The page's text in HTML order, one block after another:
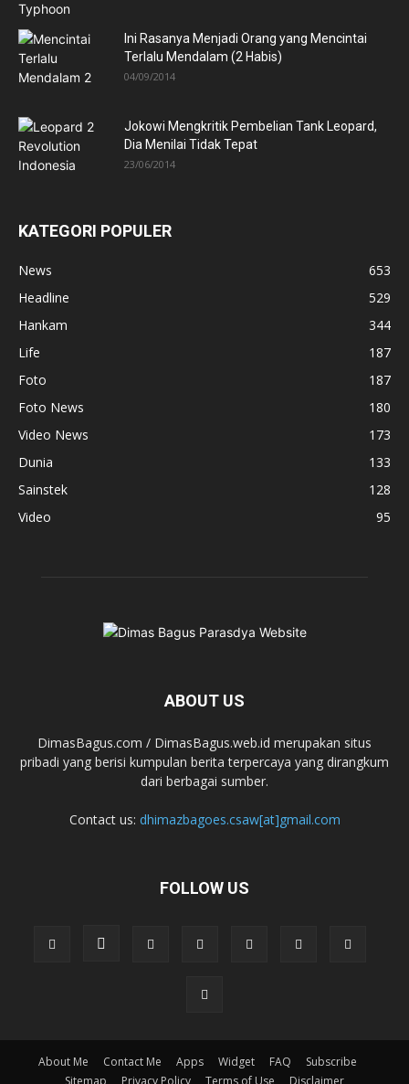
Ini Rasanya Menjadi Orang yang Mencintai
Terlalu Mendalam (2 Habis)
04/09/2014
Jokowi Mengkritik Pembelian Tank Leopard,
Dia Menilai Tidak Tepat
23/06/2014
KATEGORI POPULER
News
653
Headline
529
Hankam
344
Life
187
Foto
187
Foto News
180
Video News
173
Dunia
133
Sainstek
128
Video
95
ABOUT US
DimasBagus.com / DimasBagus.web.id merupakan situs
pribadi yang berisi kumpulan berita terpercaya yang dirangkum
dari berbagai sumber.
Contact us: dhimazbagoes.csaw[at]gmail.com
FOLLOW US
About Me Contact Me Apps Widget FAQ
Subscribe
Sitemap
Privacy Policy Terms of Use Disclaimer